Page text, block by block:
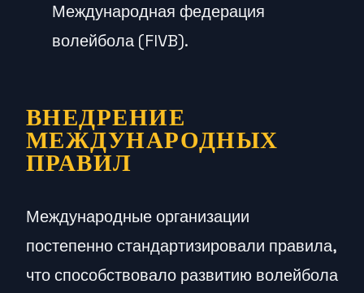
Международная федерация
волейбола (FIVB).
ВНЕДРЕНИЕ
МЕЖДУНАРОДНЫХ
ПРАВИЛ
Международные организации
постепенно стандартизировали правила,
что способствовало развитию волейбола